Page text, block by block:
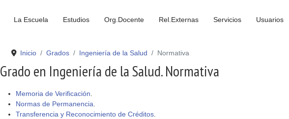
La Escuela Estudios Org.Docente Rel.Externas Servicios Usuarios
Inicio Grados Ingeniería de la Salud Normativa
Grado en Ingeniería de la Salud. Normativa
Memoria de Verificación
Normas de Permanencia
Transferencia y Reconocimiento de Créditos